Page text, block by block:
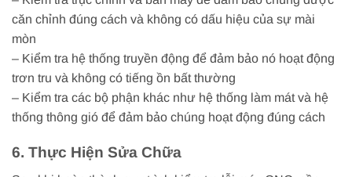
căn chỉnh đúng cách và không có dấu hiệu của sự mài
mòn
– Kiểm tra hệ thống truyền động để đảm bảo nó hoạt động
trơn tru và không có tiếng ồn bất thường
– Kiểm tra các bộ phận khác như hệ thống làm mát và hệ
thống thông gió để đảm bảo chúng hoạt động đúng cách
6. Thực Hiện Sửa Chữa